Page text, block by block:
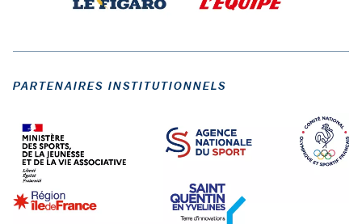
PARTENAIRES INSTITUTIONNELS